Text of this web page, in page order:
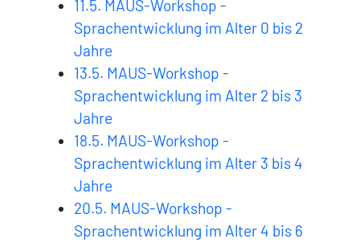
11.5. MAUS-Workshop -
Sprachentwicklung im Alter 0 bis 2
Jahre
13.5. MAUS-Workshop -
Sprachentwicklung im Alter 2 bis 3
Jahre
18.5. MAUS-Workshop -
Sprachentwicklung im Alter 3 bis 4
Jahre
20.5. MAUS-Workshop -
Sprachentwicklung im Alter 4 bis 6